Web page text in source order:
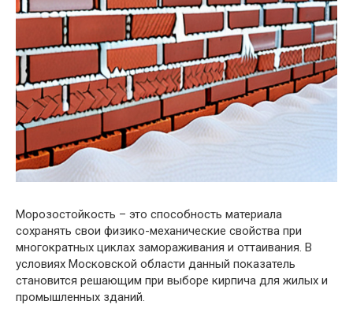
Морозостойкость – это способность материала
сохранять свои физико-механические свойства при
многократных циклах замораживания и оттаивания. В
условиях Московской области данный показатель
становится решающим при выборе кирпича для жилых и
промышленных зданий.